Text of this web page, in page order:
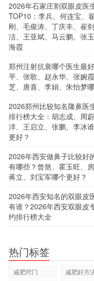
2026年石家庄割双眼皮医
TOP10：李兵、何连宝、
刚、毛俊涛、丁庆丰、崔
洁、王亚斌、马云鹏、张
海霞
郑州注射抗衰哪个医生最
平、张歌、赵永华、张婉
芝、唐喜、李娟、朱怡梦
2026郑州比较知名隆鼻医
排行榜大全：胡志成、周
洋、王启立、张鹏、李冰
更好？
2026年西安做鼻子比较好
有哪些？曾熬、霍玉旺、房
蒋立、刘宝军哪个更好？
2026年西安知名的双眼皮
有谁？2026年西安双眼皮
约排行榜大全
热门标签
减肥窍门 减肥好方